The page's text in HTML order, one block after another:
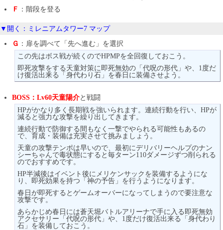
Ｆ ：階段を登る
▼開く：ミレニアムタワー7 マップ
Ｇ ：扉を調べて「先へ進む」を選択
この先はボス戦が続くのでHPMPを全回復しておこう。
即死攻撃をする天童対策に即死無効の「代呪の形代」や、1度だ
け復活出来る「身代わり石」を春日に装備させよう。
BOSS：Lv60天童陽介と戦闘
HPがかなり多く長期戦を強いられます。連続行動を行い、HPが
減ると強力な攻撃を繰り出してきます。
連続行動で防御する間もなく一撃でやられる可能性もあるの
で、育成・装備は充実させて挑みましょう。
天童の攻撃テンポは早いので、最初にデリバリーヘルプのナン
シーちゃんで毒状態にすると毎ターン110ダメージずつ削られる
のでおすすめです。
HP半減後はイベント後にメリケンサックを装備するようにな
り、即死効果を持つ「神の予告」を行うようになります。
春日が即死するとゲームオーバーになってしまうので要注意な
攻撃です。
あらかじめ春日には蒼天堀バトルアリーナで手に入る即死無効
アクセサリー「代呪の形代」や、1度だけ復活出来る「身代わり
石」を装備しておこう。